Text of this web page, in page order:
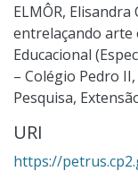
ELMÔR,
entrelaçando arte
Educacional
– Colégio Pedro
Pesquisa,
URI
https://